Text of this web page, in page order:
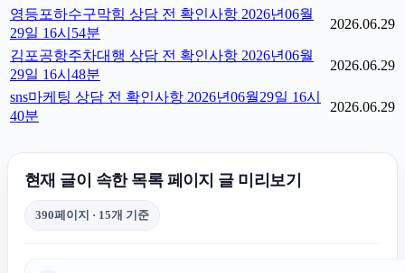
영등포하수구막힘 상담 전 확인사항 2026년06월
29일 16시54분
2026.06.29
김포공항주차대행 상담 전 확인사항 2026년06월
29일 16시48분
2026.06.29
sns마케팅 상담 전 확인사항 2026년06월29일 16시
40분
2026.06.29
현재 글이 속한 목록 페이지 글 미리보기
390페이지 · 15개 기준